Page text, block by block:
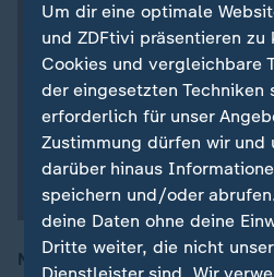
Norbert Walter-Borjans stellt
Um dir eine optimale
und ZDFtivi präsentieren zu
Cookies und vergleichbare
der eingesetzten Techniken
erforderlich für unser
Zustimmung dürfen wir und
darüber hinaus
speichern und/oder
deine Daten ohne deine
Dritte weiter, die nicht